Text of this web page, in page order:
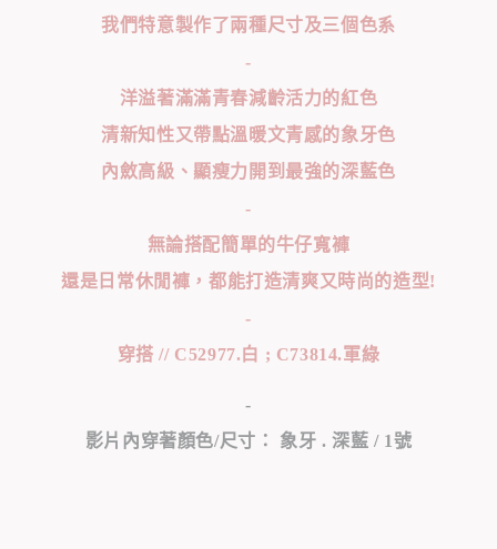
我們特意製作了兩種尺寸及三個色系
-
洋溢著滿滿青春減齡活力的紅色
清新知性又帶點溫暖文青感的象牙色
內斂高級、顯瘦力開到最強的深藍色
-
無論搭配簡單的牛仔寬褲
還是日常休閒褲，都能打造清爽又時尚的造型!
-
穿搭 // C52977.白 ; C73814.軍綠
-
影片內穿著顏色/尺寸： 象牙 . 深藍 / 1號